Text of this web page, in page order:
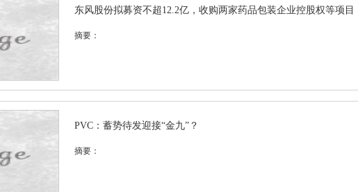
东风股份拟募资不超12.2亿，收购两家药品包装企业控股权等项目
摘要：
PVC：蓄势待发迎接“金九”？
摘要：